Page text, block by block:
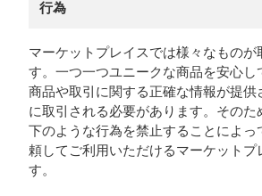
行為
マーケットプレイスでは様々なものが
す。一つ一つユニークな商品を安心し
商品や取引に関する正確な情報が提供
に取引される必要があります。そのた
下のような行為を禁止することによっ
頼してご利用いただけるマーケットプ
す。